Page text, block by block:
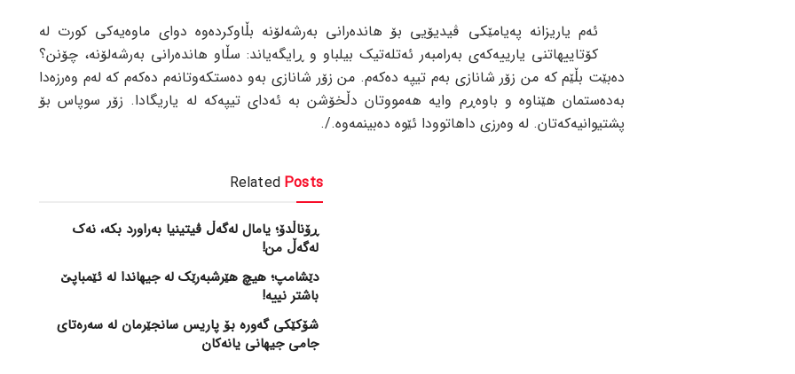
ئەم یاریزانە پەیامێکی ڤیدیۆیی بۆ هاندەرانی بەرشەلۆنە بڵاوکردەوە دوای ماوەیەکی کورت لە
کۆتاییهاتنی یارییەکەی بەرامبەر ئەتلەتیک بیلباو و ڕایگەیاند: سڵاو هاندەرانی بەرشەلۆنە، چۆنن؟
دەبێت بڵێم کە من زۆر شانازی بەم تیپە دەکەم. من زۆر شانازی بەو دەستکەوتانەم دەکەم کە لەم وەرزەدا
بەدەستمان هێناوە و باوەڕم وایە هەمووتان دڵخۆشن بە ئەدای تیپەکە لە یاریگادا. زۆر سوپاس بۆ
پشتیوانیەکەتان. لە وەرزی داهاتوودا ئێوە دەبینمەوە./.
Related Posts
ڕۆناڵدۆ؛ یامال لەگەڵ ڤیتینیا بەراورد بکە، نەک
لەگەڵ من!
دێشامپ؛ هیچ هێرشبەرێک لە جیهاندا لە ئێمباپێ
باشتر نییە!
شۆکێکی گەورە بۆ پاریس سانجێرمان لە سەرەتای
جامی جیهانی یانەکان